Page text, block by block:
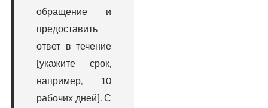
обращение и
предоставить
ответ в течение
[укажите срок,
например, 10
рабочих дней]. С